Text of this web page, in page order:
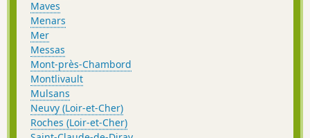
Maves
Menars
Mer
Messas
Mont-près-Chambord
Montlivault
Mulsans
Neuvy (Loir-et-Cher)
Roches (Loir-et-Cher)